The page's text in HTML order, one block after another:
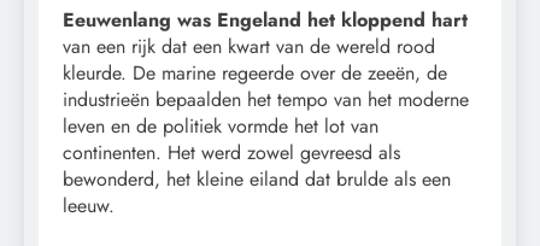
Eeuwenlang was Engeland het kloppend hart
van een rijk dat een kwart van de wereld rood
kleurde. De marine regeerde over de zeeën, de
industrieën bepaalden het tempo van het moderne
leven en de politiek vormde het lot van
continenten. Het werd zowel gevreesd als
bewonderd, het kleine eiland dat brulde als een
leeuw.